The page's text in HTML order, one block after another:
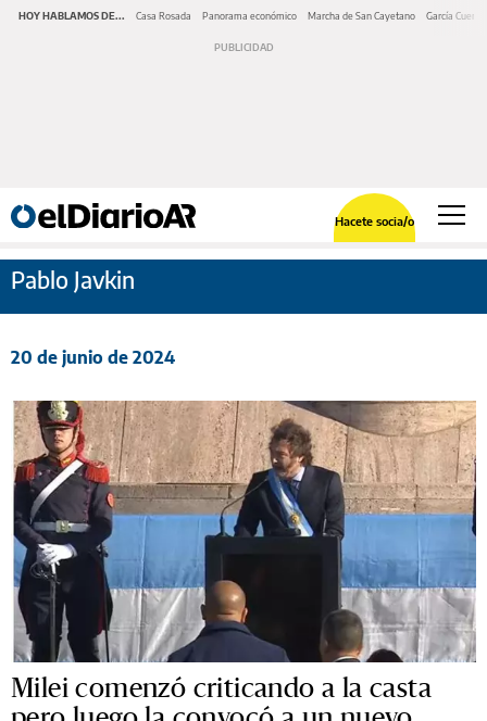
HOY HABLAMOS DE... Casa Rosada Panorama económico Marcha de San Cayetano García Cuerva
Hacete socia/o
Pablo Javkin
20 de junio de 2024
Milei comenzó criticando a la casta